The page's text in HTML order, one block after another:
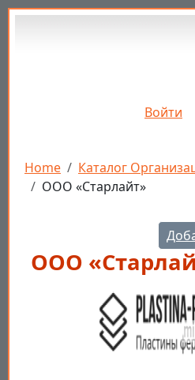
Перейти к основному
Войти
Строка
Home
Каталог
ООО «Старлайт»
ООО